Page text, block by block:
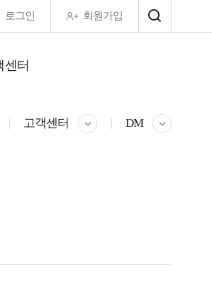
로그인 회원가입
센터
고객센터 DM